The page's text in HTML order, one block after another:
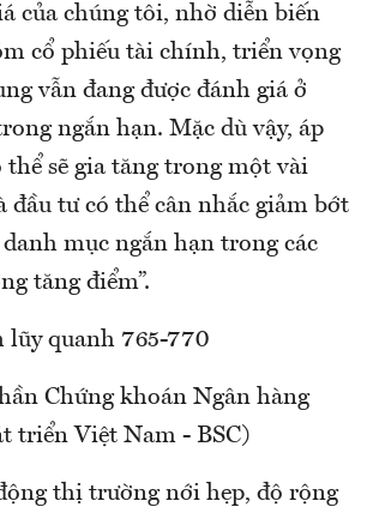
của chúng tôi, nhờ diễn biến
cổ phiếu tài chính, triển vọng
vẫn đang được đánh giá ở
ngắn hạn. Mặc dù vậy, áp
sẽ gia tăng trong một vài
đầu tư có thể cân nhắc giảm bớt
mục ngắn hạn trong các
tăng điểm”.
lũy quanh 765-770
Chứng khoán Ngân hàng
triển Việt Nam - BSC)
thị trường nới hẹp, độ rộng